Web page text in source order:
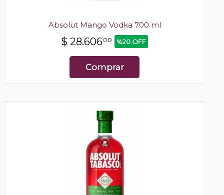
Absolut Mango Vodka 700 ml
$ 28.60600 %20 OFF
Comprar